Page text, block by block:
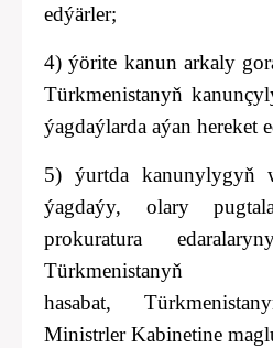
edýärler;
4) ýörite kanun arkaly
Türkmenistanyň
ýagdaýlarda aýan hereket
5) ýurtda kanunylygyň
ýagdaýy, olary
prokuratura
hasabat,
Ministrler Kabinetine